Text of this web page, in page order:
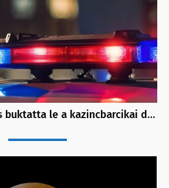
buktatta le a kazincbarcikai d…